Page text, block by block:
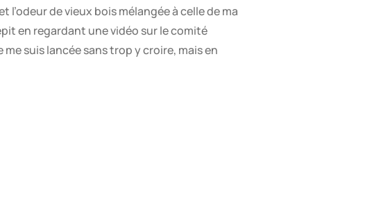
de vieux bois mélangée à celle de ma
en regardant une vidéo sur le comité
suis lancée sans trop y croire, mais en